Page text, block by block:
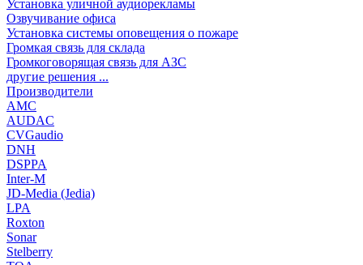
Установка уличной аудиорекламы
Озвучивание офиса
Установка системы оповещения о пожаре
Громкая связь для склада
Громкоговорящая связь для АЗС
другие решения ...
Производители
AMC
AUDAC
CVGaudio
DNH
DSPPA
Inter-M
JD-Media (Jedia)
LPA
Roxton
Sonar
Stelberry